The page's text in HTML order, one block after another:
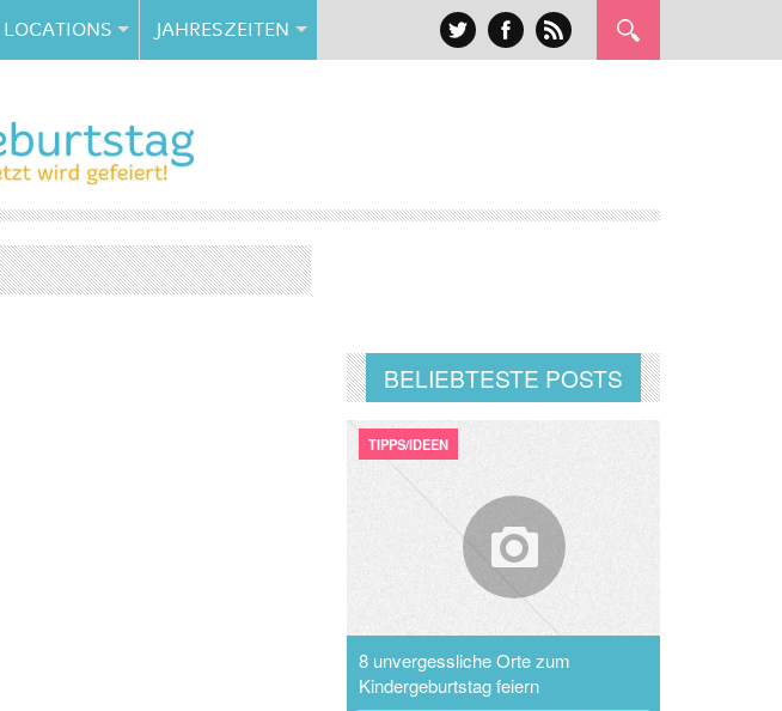
LOCATIONS JAHRESZEITEN
BELIEBTESTE POSTS
TIPPS/IDEEN
8 unvergessliche Orte zum
Kindergeburtstag feiern